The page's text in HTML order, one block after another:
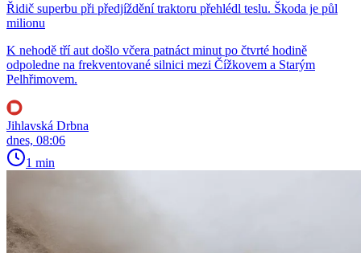
Řidič superbu při předjíždění traktoru přehlédl teslu. Škoda je půl
milionu
K nehodě tří aut došlo včera patnáct minut po čtvrté hodině
odpoledne na frekventované silnici mezi Čížkovem a Starým
Pelhřimovem.
Jihlavská Drbna
dnes, 08:06
1 min